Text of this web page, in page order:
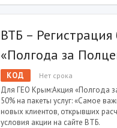
ВТБ –
«Полгода за
КОД Нет срока
Для ГЕО Крым:Акция «Полгода
50% на пакеты услуг: «Самое
новых клиентов, открывших
условия акции на сайте ВТБ.